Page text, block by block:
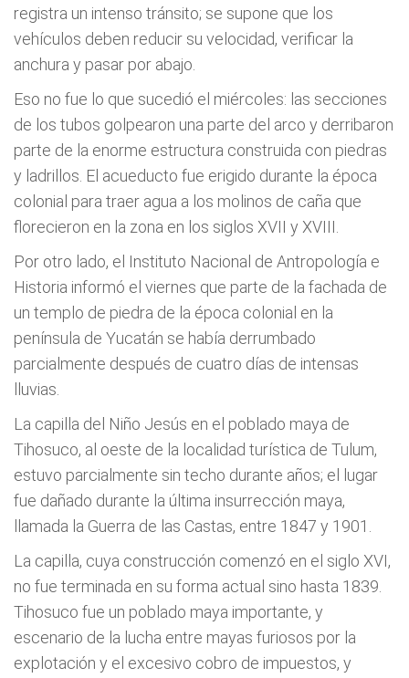
registra un intenso tránsito; se supone que los
vehículos deben reducir su velocidad, verificar la
anchura y pasar por abajo.
Eso no fue lo que sucedió el miércoles: las secciones
de los tubos golpearon una parte del arco y derribaron
parte de la enorme estructura construida con piedras
y ladrillos. El acueducto fue erigido durante la época
colonial para traer agua a los molinos de caña que
florecieron en la zona en los siglos XVII y XVIII.
Por otro lado, el Instituto Nacional de Antropología e
Historia informó el viernes que parte de la fachada de
un templo de piedra de la época colonial en la
península de Yucatán se había derrumbado
parcialmente después de cuatro días de intensas
lluvias.
La capilla del Niño Jesús en el poblado maya de
Tihosuco, al oeste de la localidad turística de Tulum,
estuvo parcialmente sin techo durante años; el lugar
fue dañado durante la última insurrección maya,
llamada la Guerra de las Castas, entre 1847 y 1901.
La capilla, cuya construcción comenzó en el siglo XVI,
no fue terminada en su forma actual sino hasta 1839.
Tihosuco fue un poblado maya importante, y
escenario de la lucha entre mayas furiosos por la
explotación y el excesivo cobro de impuestos, y